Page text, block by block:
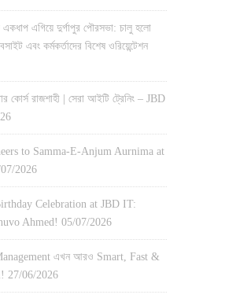
একধাপ এগিয়ে দুর্গাপুর পৌরসভা: চালু হলো
এবং কর্মকর্তাদের বিশেষ ওরিয়েন্টেশন
কোর্স রাজশাহী | সেরা আইটি ট্রেনিং – JBD
to Samma-E-Anjum Aurnima at
2026
Celebration at JBD IT:
Ahmed! 05/07/2026
এখন আরও Smart, Fast &
27/06/2026